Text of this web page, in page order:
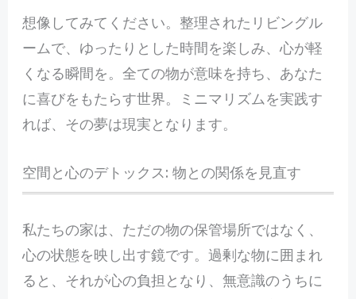
想像してみてください。整理されたリビングル
ームで、ゆったりとした時間を楽しみ、心が軽
くなる瞬間を。全ての物が意味を持ち、あなた
に喜びをもたらす世界。ミニマリズムを実践す
れば、その夢は現実となります。
空間と心のデトックス: 物との関係を見直す
私たちの家は、ただの物の保管場所ではなく、
心の状態を映し出す鏡です。過剰な物に囲まれ
ると、それが心の負担となり、無意識のうちに